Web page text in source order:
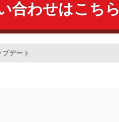
合わせはこちら
デート